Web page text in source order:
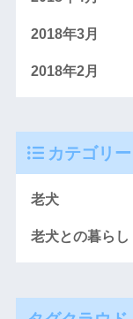
2018年3月
2018年2月
カテゴリー
老犬
老犬との暮らし